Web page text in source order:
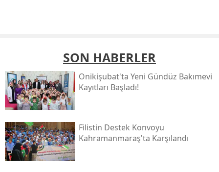
SON HABERLER
Onikişubat'ta Yeni Gündüz Bakımevi
Kayıtları Başladı!
Filistin Destek Konvoyu
Kahramanmaraş'ta Karşılandı